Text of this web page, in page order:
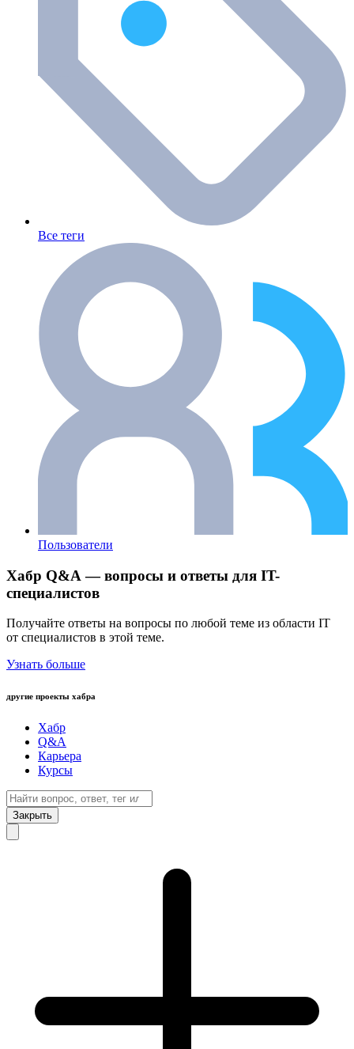
Все теги
Пользователи
Хабр Q&A — вопросы и ответы для IT-
специалистов
Получайте ответы на вопросы по любой теме из области IT
от специалистов в этой теме.
Узнать больше
другие проекты хабра
Хабр
Q&A
Карьера
Курсы
Закрыть